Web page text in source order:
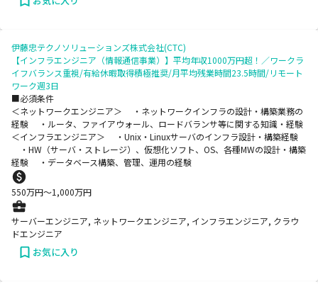
伊藤忠テクノソリューションズ株式会社(CTC)
【インフラエンジニア（情報通信事業）】平均年収1000万円超！／ワークラ
イフバランス重視/有給休暇取得積極推奨/月平均残業時間23.5時間/リモート
ワーク週3日
■必須条件
＜ネットワークエンジニア＞ ・ネットワークインフラの設計・構築業務の
経験 ・ルータ、ファイアウォール、ロードバランサ等に関する知識・経験
＜インフラエンジニア＞ ・Unix・Linuxサーバのインフラ設計・構築経験
・HW（サーバ・ストレージ）、仮想化ソフト、OS、各種MWの設計・構築
経験 ・データベース構築、管理、運用の経験
550万円〜1,000万円
サーバーエンジニア, ネットワークエンジニア, インフラエンジニア, クラウ
ドエンジニア
お気に入り